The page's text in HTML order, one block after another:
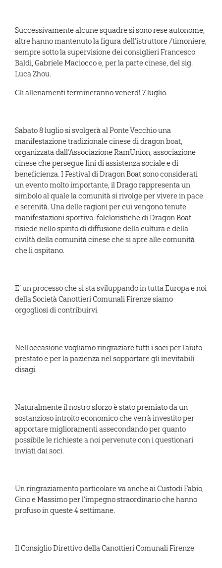
Successivamente alcune squadre si sono rese autonome,
altre hanno mantenuto la figura dell’istruttore /timoniere,
sempre sotto la supervisione dei consiglieri Francesco
Baldi, Gabriele Maciocco e, per la parte cinese, del sig.
Luca Zhou.
Gli allenamenti termineranno venerdì 7 luglio.
Sabato 8 luglio si svolgerà al Ponte Vecchio una
manifestazione tradizionale cinese di dragon boat,
organizzata dall’Associazione RamUnion, associazione
cinese che persegue fini di assistenza sociale e di
beneficienza. I Festival di Dragon Boat sono considerati
un evento molto importante, il Drago rappresenta un
simbolo al quale la comunità si rivolge per vivere in pace
e serenità. Una delle ragioni per cui vengono tenute
manifestazioni sportivo-folcloristiche di Dragon Boat
risiede nello spirito di diffusione della cultura e della
civiltà della comunità cinese che si apre alle comunità
che li ospitano.
E’ un processo che si sta sviluppando in tutta Europa e noi
della Società Canottieri Comunali Firenze siamo
orgogliosi di contribuirvi.
Nell’occasione vogliamo ringraziare tutti i soci per l’aiuto
prestato e per la pazienza nel sopportare gli inevitabili
disagi.
Naturalmente il nostro sforzo è stato premiato da un
sostanzioso introito economico che verrà investito per
apportare miglioramenti assecondando per quanto
possibile le richieste a noi pervenute con i questionari
inviati dai soci.
Un ringraziamento particolare va anche ai Custodi Fabio,
Gino e Massimo per l’impegno straordinario che hanno
profuso in queste 4 settimane.
Il Consiglio Direttivo della Canottieri Comunali Firenze